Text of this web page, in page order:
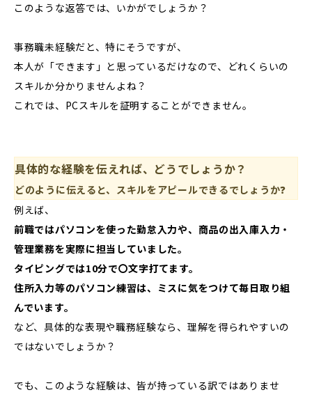
このような返答では、いかがでしょうか？
事務職未経験だと、特にそうですが、
本人が「できます」と思っているだけなので、どれくらいの
スキルか分かりませんよね？
これでは、PCスキルを証明することができません。
具体的な経験を伝えれば、どうでしょうか？
どのように伝えると、スキルをアピールできるでしょうか❓
例えば、
前職ではパソコンを使った勤怠入力や、商品の出入庫入力・
管理業務を実際に担当していました。
タイピングでは10分で〇文字打てます。
住所入力等のパソコン練習は、ミスに気をつけて毎日取り組
んでいます。
など、具体的な表現や職務経験なら、理解を得られやすいの
ではないでしょうか？
でも、このような経験は、皆が持っている訳ではありませ